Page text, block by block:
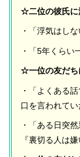
☆二位の彼氏に
・「浮気はし
・「5年くらい
☆一位の友だち
・「よくある
口を言われてい
・「ある日突
『裏切る人は